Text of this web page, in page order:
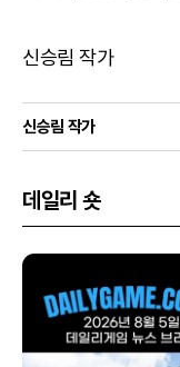
신승림 작가
신승림 작가
데일리 숏